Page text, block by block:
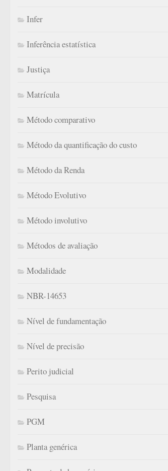
Infer
Inferência estatística
Justiça
Matrícula
Método comparativo
Método da quantificação do custo
Método da Renda
Método Evolutivo
Método involutivo
Métodos de avaliação
Modalidade
NBR-14653
Nível de fundamentação
Nível de precisão
Perito judicial
Pesquisa
PGM
Planta genérica